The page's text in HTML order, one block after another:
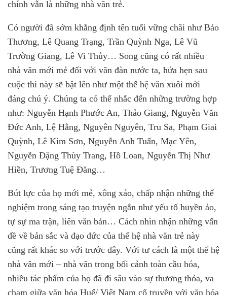
chính vẫn là những nhà văn trẻ.
Có người đã sớm khẳng định tên tuổi vững chãi như Bảo
Thương, Lê Quang Trạng, Trần Quỳnh Nga, Lê Vũ
Trường Giang, Lê Vi Thủy… Song cũng có rất nhiều
nhà văn mới mẻ đối với văn đàn nước ta, hứa hẹn sau
cuộc thi này sẽ bật lên như một thế hệ văn xuôi mới
đáng chú ý. Chúng ta có thể nhắc đến những trường hợp
như: Nguyễn Hạnh Phước An, Thảo Giang, Nguyễn Văn
Đức Anh, Lệ Hằng, Nguyên Nguyên, Tru Sa, Phạm Giai
Quỳnh, Lê Kim Sơn, Nguyễn Anh Tuấn, Mạc Yên,
Nguyễn Đặng Thùy Trang, Hồ Loan, Nguyễn Thị Như
Hiền, Trương Tuệ Đăng…
Bút lực của họ mới mẻ, xông xáo, chấp nhận những thể
nghiệm trong sáng tạo truyện ngắn như yếu tố huyền ảo,
tự sự ma trận, liên văn bản… Cách nhìn nhận những vấn
đề về bản sắc và đạo đức của thế hệ nhà văn trẻ này
cũng rất khác so với trước đây. Với tư cách là một thế hệ
nhà văn mới – nhà văn trong bối cảnh toàn cầu hóa,
nhiều tác phẩm của họ đã đi sâu vào sự thương thỏa, va
chạm giữa văn hóa Huế/ Việt Nam cổ truyền với văn hóa